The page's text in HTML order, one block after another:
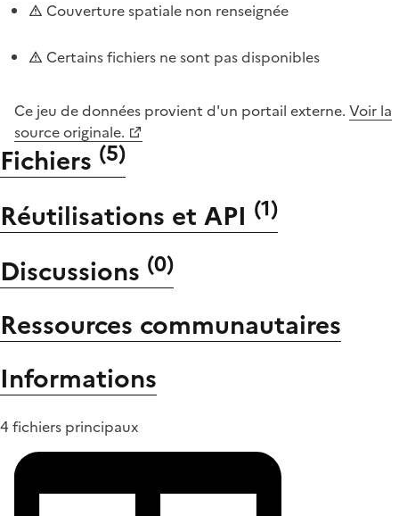
Couverture spatiale non renseignée
Certains fichiers ne sont pas disponibles
Ce jeu de données provient d'un portail externe. Voir la
source originale.
Fichiers (5)
Réutilisations et API (1)
Discussions (0)
Ressources communautaires
Informations
4 fichiers principaux